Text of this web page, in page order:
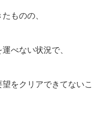
ものの、
べない状況で、
をクリアできてないこ